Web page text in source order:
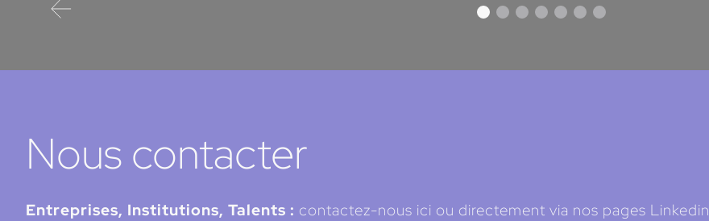
Nous contacter
Entreprises, Institutions, Talents : contactez-nous ici ou directement via nos pages Linkedin